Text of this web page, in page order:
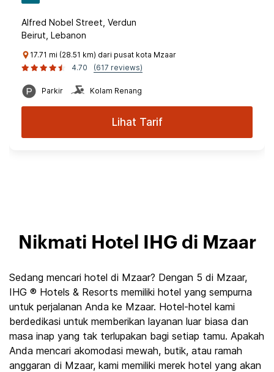
Alfred Nobel Street, Verdun
Beirut, Lebanon
17.71 mi (28.51 km) dari pusat kota Mzaar
4.70
(617 reviews)
Parkir Kolam Renang
Lihat Tarif
Nikmati Hotel IHG di Mzaar
Sedang mencari hotel di Mzaar? Dengan 5 di Mzaar,
IHG ® Hotels & Resorts memiliki hotel yang sempurna
untuk perjalanan Anda ke Mzaar. Hotel-hotel kami
berdedikasi untuk memberikan layanan luar biasa dan
masa inap yang tak terlupakan bagi setiap tamu. Apakah
Anda mencari akomodasi mewah, butik, atau ramah
anggaran di Mzaar, kami memiliki merek hotel yang akan